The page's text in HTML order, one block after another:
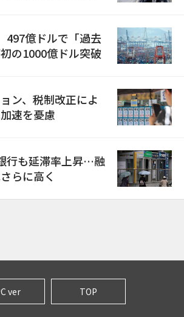
497億ドルで「過去
の1000億ドル突破
ン、税制改正によ
速を憂慮
行も延滞率上昇…融
らに高く
ver TOP